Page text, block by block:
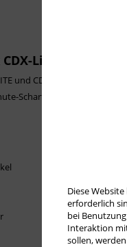
Lite, Stealth
und CDX-33 LITE
Scharfschützen-System
Diese
erforderlich
bei
Interaktion
sollen,